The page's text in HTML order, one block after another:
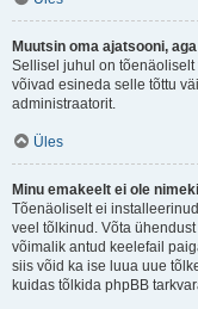
Muutsin oma ajatsooni,
Sellisel juhul on tõenäoliselt
võivad esineda selle tõttu
administraatorit.
Üles
Minu emakeelt ei ole
Tõenäoliselt ei
veel tõlkinud. Võta
võimalik antud keelefail
siis võid ka ise luua uue
kuidas tõlkida phpBB